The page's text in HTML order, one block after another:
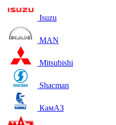
Isuzu
MAN
Mitsubishi
Shacman
КамАЗ